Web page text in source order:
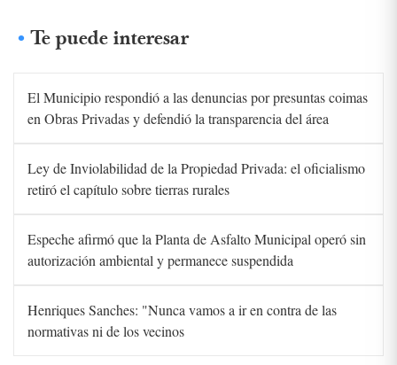
Te puede interesar
El Municipio respondió a las denuncias por presuntas coimas
en Obras Privadas y defendió la transparencia del área
Ley de Inviolabilidad de la Propiedad Privada: el oficialismo
retiró el capítulo sobre tierras rurales
Espeche afirmó que la Planta de Asfalto Municipal operó sin
autorización ambiental y permanece suspendida
Henriques Sanches: "Nunca vamos a ir en contra de las
normativas ni de los vecinos